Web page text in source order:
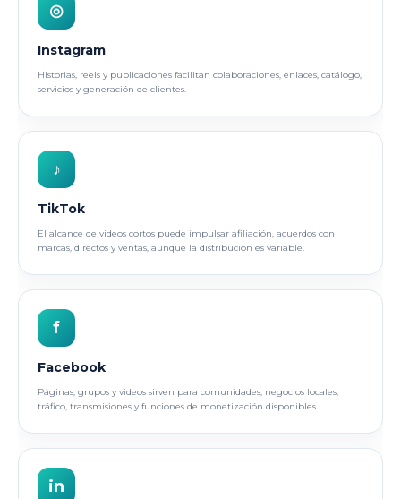
◎
Instagram
Historias, reels y publicaciones facilitan colaboraciones, enlaces, catálogo,
servicios y generación de clientes.
♪
TikTok
El alcance de videos cortos puede impulsar afiliación, acuerdos con
marcas, directos y ventas, aunque la distribución es variable.
f
Facebook
Páginas, grupos y videos sirven para comunidades, negocios locales,
tráfico, transmisiones y funciones de monetización disponibles.
in